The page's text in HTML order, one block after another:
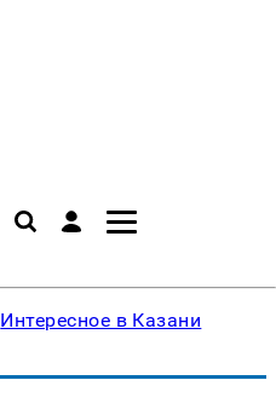
Интересное в Казани